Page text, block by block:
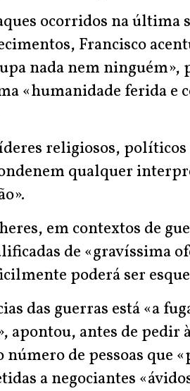
ocorridos na última
Francisco
nada nem
«humanidade ferida e
religiosos,
qualquer
em contextos de
de «gravíssima
poderá ser
das guerras está «a
apontou, antes de pedir
de pessoas que
a negociantes